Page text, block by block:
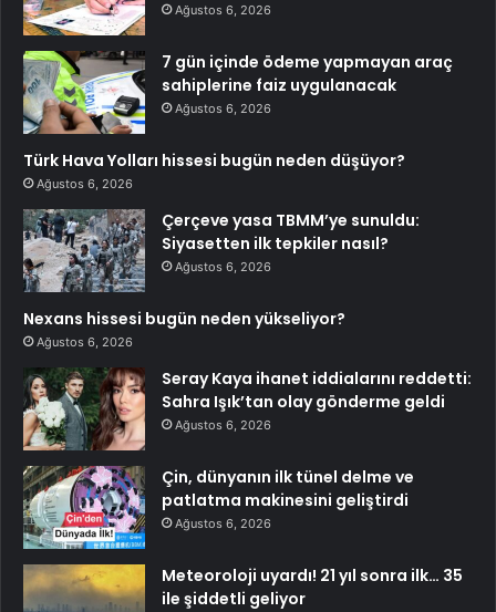
Ağustos 6, 2026
7 gün içinde ödeme yapmayan araç
sahiplerine faiz uygulanacak
Ağustos 6, 2026
Türk Hava Yolları hissesi bugün neden düşüyor?
Ağustos 6, 2026
Çerçeve yasa TBMM’ye sunuldu:
Siyasetten ilk tepkiler nasıl?
Ağustos 6, 2026
Nexans hissesi bugün neden yükseliyor?
Ağustos 6, 2026
Seray Kaya ihanet iddialarını reddetti:
Sahra Işık’tan olay gönderme geldi
Ağustos 6, 2026
Çin, dünyanın ilk tünel delme ve
patlatma makinesini geliştirdi
Ağustos 6, 2026
Meteoroloji uyardı! 21 yıl sonra ilk… 35
ile şiddetli geliyor